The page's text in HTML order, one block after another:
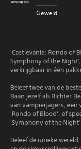
Geweld
'Castlevania: Rondo of
Symphony of the
verkrijgbaar in één
Beleef twee van de
Baan jezelf als Richter
van vampierjagers, een
'Rondo of Blood', of
'Symphony of the
Beleef de unieke